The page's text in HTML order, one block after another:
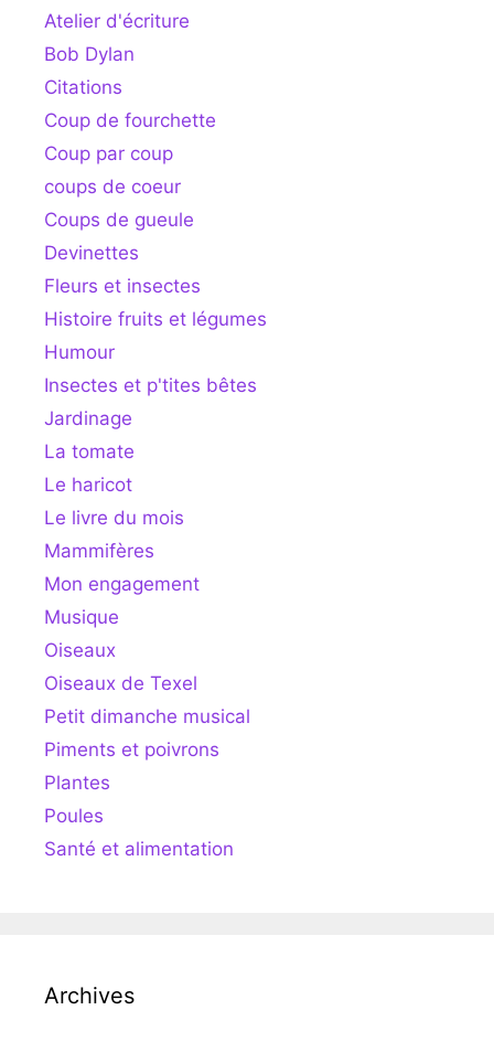
Atelier d'écriture
Bob Dylan
Citations
Coup de fourchette
Coup par coup
coups de coeur
Coups de gueule
Devinettes
Fleurs et insectes
Histoire fruits et légumes
Humour
Insectes et p'tites bêtes
Jardinage
La tomate
Le haricot
Le livre du mois
Mammifères
Mon engagement
Musique
Oiseaux
Oiseaux de Texel
Petit dimanche musical
Piments et poivrons
Plantes
Poules
Santé et alimentation
Archives